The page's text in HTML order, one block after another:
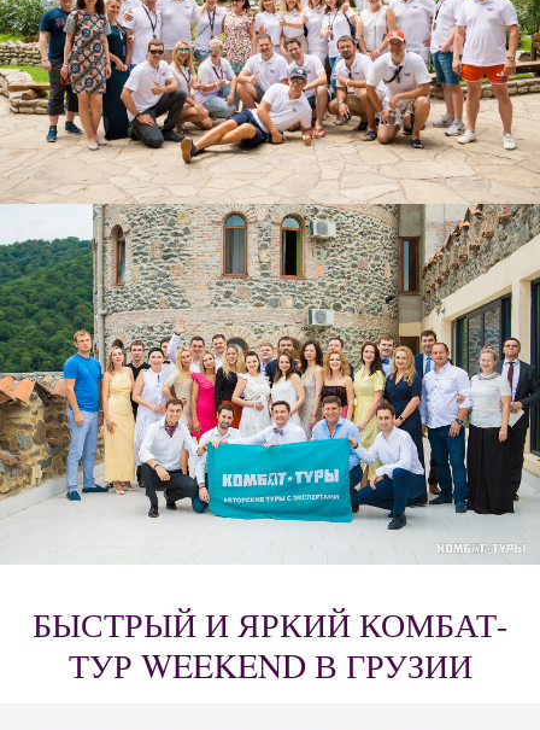
БЫСТРЫЙ И ЯРКИЙ КОМБАТ-
ТУР WEEKEND В ГРУЗИИ